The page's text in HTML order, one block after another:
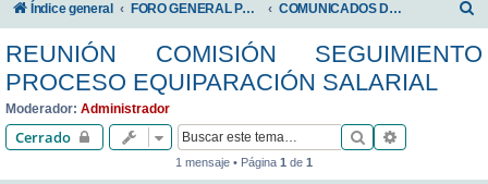
Índice general FORO GENERAL PARA TODOS LOS USUARIOS COMUNICADOS DE LA UNIÓN DE OFICIALES
s
REUNIÓN COMISIÓN SEGUIMIENTO
PROCESO EQUIPARACIÓN SALARIAL
Moderador: Administrador
Cerrado Buscar
1 mensaje • Página 1 de 1